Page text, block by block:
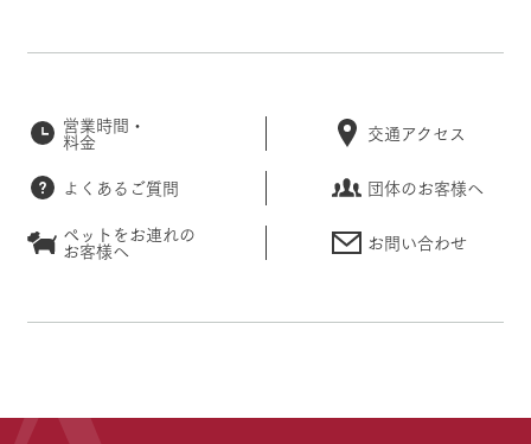
営業時間・
料金 交通アクセス
よくあるご質問
団体のお客様へ
ペットをお連れの
お客様へ お問い合わせ